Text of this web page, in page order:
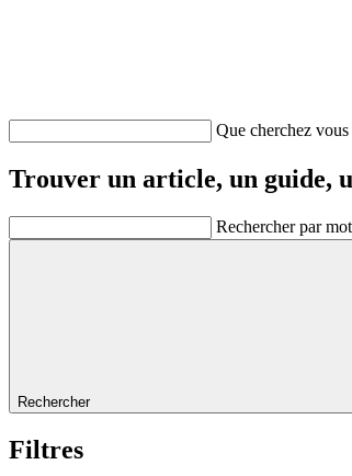
Que cherchez
Trouver un article, un guide,
Rechercher par
Rechercher
Filtres